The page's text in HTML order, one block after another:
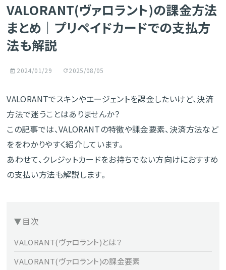
VALORANT(ヴァロラント)の課金方法
まとめ｜プリペイドカードでの支払方
法も解説
2024/01/29 2025/08/05
VALORANTでスキンやエージェントを課金したいけど、決済
方法で迷うことはありませんか？
この記事では、VALORANTの特徴や課金要素、決済方法など
ををわかりやすく紹介しています。
あわせて、クレジットカードをお持ちでない方向けにおすすめ
の支払い方法も解説します。
目次
VALORANT(ヴァロラント)とは？
VALORANT(ヴァロラント)の課金要素